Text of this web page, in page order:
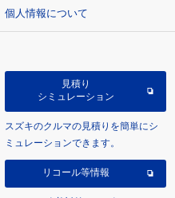
個人情報について
見積り
シミュレーション
スズキのクルマの見積りを簡単にシ
ミュレーションできます。
リコール等情報